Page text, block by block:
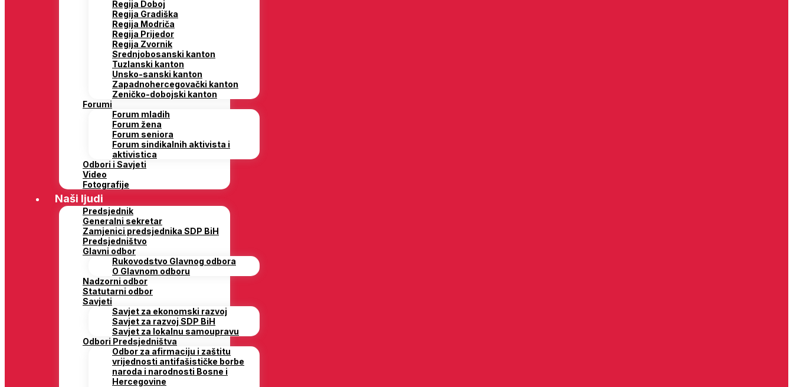
Regija Doboj
Regija Gradiška
Regija Modriča
Regija Prijedor
Regija Zvornik
Srednjobosanski kanton
Tuzlanski kanton
Unsko-sanski kanton
Zapadnohercegovački kanton
Zeničko-dobojski kanton
Forumi
Forum mladih
Forum žena
Forum seniora
Forum sindikalnih aktivista i
aktivistica
Odbori i Savjeti
Video
Fotografije
Naši ljudi
Predsjednik
Generalni sekretar
Zamjenici predsjednika SDP BiH
Predsjedništvo
Glavni odbor
Rukovodstvo Glavnog odbora
O Glavnom odboru
Nadzorni odbor
Statutarni odbor
Savjeti
Savjet za ekonomski razvoj
Savjet za razvoj SDP BiH
Savjet za lokalnu samoupravu
Odbori Predsjedništva
Odbor za afirmaciju i zaštitu
vrijednosti antifašističke borbe
naroda i narodnosti Bosne i
Hercegovine